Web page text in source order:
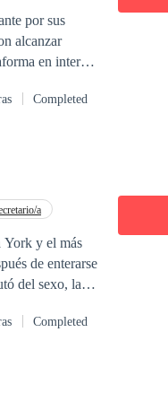
por sus
alcanzar
en internet
incentivar
de una
Completed
a
York y el más
de enterarse
del sexo, las
y terminara su
el
Completed